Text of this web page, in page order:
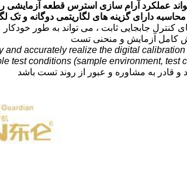
آرام سازی استرس قطعه آزمایشی را برای 1000 ساعت
دارای گزینه های لگاریتمی دوگانه و تک
کنترل جابجایی ثابت ، می تواند به طور
کامل آزمایش و منحنی تست
and accurately realize the digital
test conditions (sample environment, test
و قادر به مشاوره و عبور از روند تست باشد